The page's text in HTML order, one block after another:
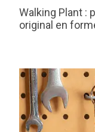
Walking Plant :
original en